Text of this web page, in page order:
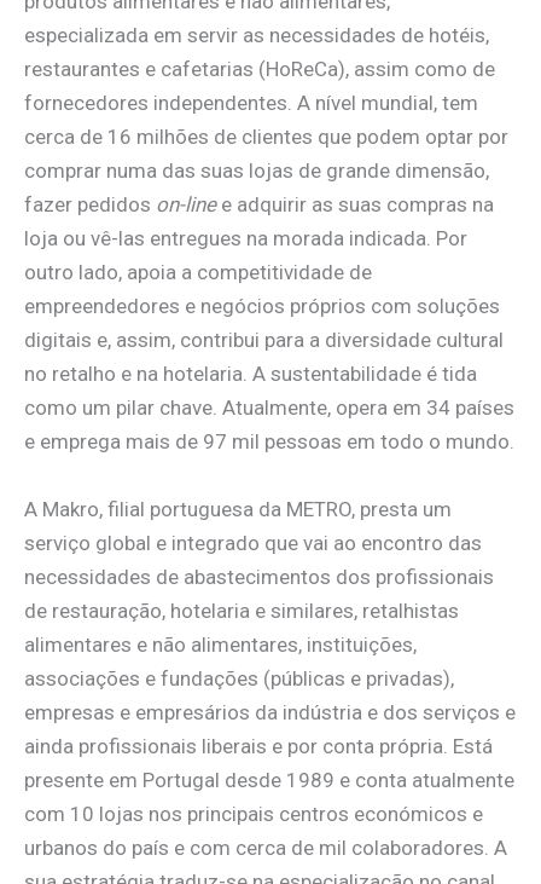
especializada em servir as necessidades de hotéis,
restaurantes e cafetarias (HoReCa), assim como de
fornecedores independentes. A nível mundial, tem
cerca de 16 milhões de clientes que podem optar por
comprar numa das suas lojas de grande dimensão,
fazer pedidos on-linee adquirir as suas compras na
loja ou vê-las entregues na morada indicada. Por
outro lado, apoia a competitividade de
empreendedores e negócios próprios com soluções
digitais e, assim, contribui para a diversidade cultural
no retalho e na hotelaria. A sustentabilidade é tida
como um pilar chave. Atualmente, opera em 34 países
e emprega mais de 97 mil pessoas em todo o mundo.
A Makro, filial portuguesa da METRO, presta um
serviço global e integrado que vai ao encontro das
necessidades de abastecimentos dos profissionais
de restauração, hotelaria e similares, retalhistas
alimentares e não alimentares, instituições,
associações e fundações (públicas e privadas),
empresas e empresários da indústria e dos serviços e
ainda profissionais liberais e por conta própria. Está
presente em Portugal desde 1989 e conta atualmente
com 10 lojas nos principais centros económicos e
urbanos do país e com cerca de mil colaboradores. A